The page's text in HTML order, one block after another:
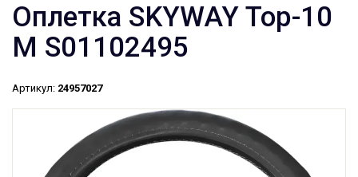
Оплетка SKYWAY Top-10
M S01102495
Артикул: 24957027